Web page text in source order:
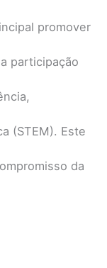
promover
participação
(STEM). Este
da